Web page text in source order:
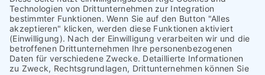
Heidelberg
Hofheim am
Taunus
Mannheim
Datenschutz
Cookie-Einstellungen